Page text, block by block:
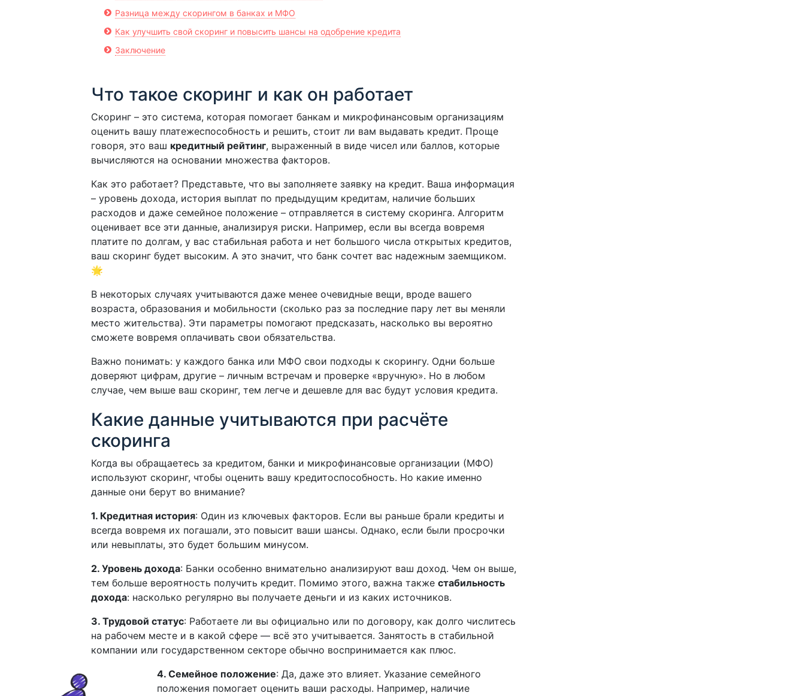
Разница между скорингом в банках и МФО
Как улучшить свой скоринг и повысить шансы на одобрение кредита
Заключение
Что такое скоринг и как он работает
Скоринг – это система, которая помогает банкам и микрофинансовым организациям
оценить вашу платежеспособность и решить, стоит ли вам выдавать кредит. Проще
говоря, это ваш кредитный рейтинг, выраженный в виде чисел или баллов, которые
вычисляются на основании множества факторов.
Как это работает? Представьте, что вы заполняете заявку на кредит. Ваша информация
– уровень дохода, история выплат по предыдущим кредитам, наличие больших
расходов и даже семейное положение – отправляется в систему скоринга. Алгоритм
оценивает все эти данные, анализируя риски. Например, если вы всегда вовремя
платите по долгам, у вас стабильная работа и нет большого числа открытых кредитов,
ваш скоринг будет высоким. А это значит, что банк сочтет вас надежным заемщиком.
🌟
В некоторых случаях учитываются даже менее очевидные вещи, вроде вашего
возраста, образования и мобильности (сколько раз за последние пару лет вы меняли
место жительства). Эти параметры помогают предсказать, насколько вы вероятно
сможете вовремя оплачивать свои обязательства.
Важно понимать: у каждого банка или МФО свои подходы к скорингу. Одни больше
доверяют цифрам, другие – личным встречам и проверке «вручную». Но в любом
случае, чем выше ваш скоринг, тем легче и дешевле для вас будут условия кредита.
Какие данные учитываются при расчёте
скоринга
Когда вы обращаетесь за кредитом, банки и микрофинансовые организации (МФО)
используют скоринг, чтобы оценить вашу кредитоспособность. Но какие именно
данные они берут во внимание?
1. Кредитная история: Один из ключевых факторов. Если вы раньше брали кредиты и
всегда вовремя их погашали, это повысит ваши шансы. Однако, если были просрочки
или невыплаты, это будет большим минусом.
2. Уровень дохода: Банки особенно внимательно анализируют ваш доход. Чем он выше,
тем больше вероятность получить кредит. Помимо этого, важна также стабильность
дохода: насколько регулярно вы получаете деньги и из каких источников.
3. Трудовой статус: Работаете ли вы официально или по договору, как долго числитесь
на рабочем месте и в какой сфере — всё это учитывается. Занятость в стабильной
компании или государственном секторе обычно воспринимается как плюс.
4. Семейное положение: Да, даже это влияет. Указание семейного
положения помогает оценить ваши расходы. Например, наличие